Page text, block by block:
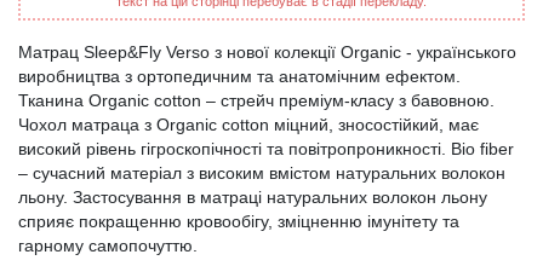
Матрац Sleep&Fly Verso з нової колекції Organic - українського
виробництва з ортопедичним та анатомічним ефектом.
Тканина Organic cotton – стрейч преміум-класу з бавовною.
Чохол матраца з Organic cotton міцний, зносостійкий, має
високий рівень гігроскопічності та повітропроникності. Bio fiber
– сучасний матеріал з високим вмістом натуральних волокон
льону. Застосування в матраці натуральних волокон льону
сприяє покращенню кровообігу, зміцненню імунітету та
гарному самопочуттю.